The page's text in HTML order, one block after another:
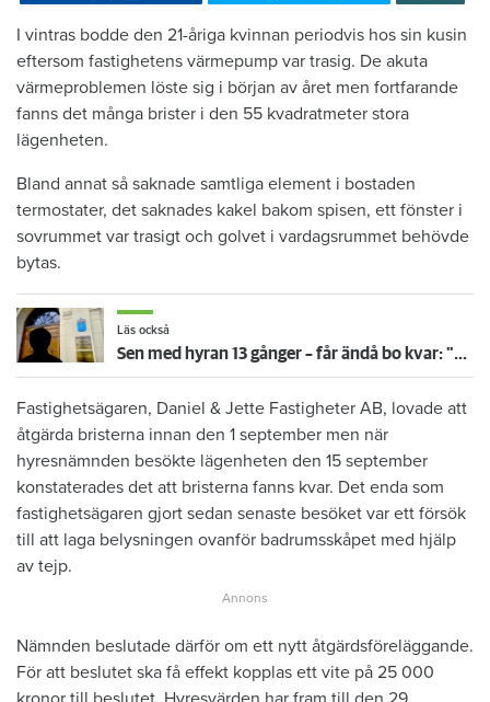
​I vintras bodde den 21-åriga kvinnan periodvis hos sin kusin
eftersom fastighetens värmepump var trasig. De akuta
värmeproblemen löste sig i början av året men fortfarande
fanns det många brister i den 55 kvadratmeter stora
lägenheten.
Bland annat så saknade samtliga element i bostaden
termostater, det saknades kakel bakom spisen, ett fönster i
sovrummet var trasigt och golvet i vardagsrummet behövde
bytas.
Läs också
Sen med hyran 13 gånger – får ändå bo kvar: "Glömde att betala"
Fastighetsägaren, Daniel & Jette Fastigheter AB, lovade att
åtgärda bristerna innan den 1 september men när
hyresnämnden besökte lägenheten den 15 september
konstaterades det att bristerna fanns kvar. Det enda som
fastighetsägaren gjort sedan senaste besöket var ett försök
till att laga belysningen ovanför badrumsskåpet med hjälp
av tejp.
Nämnden beslutade därför om ett nytt åtgärdsföreläggande.
För att beslutet ska få effekt kopplas ett vite på 25 000